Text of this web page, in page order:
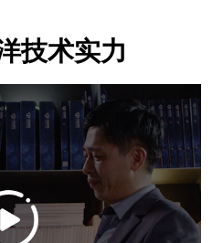
技术实力